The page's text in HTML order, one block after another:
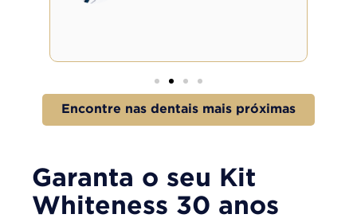
Encontre nas dentais mais próximas
Garanta o seu Kit
Whiteness 30 anos